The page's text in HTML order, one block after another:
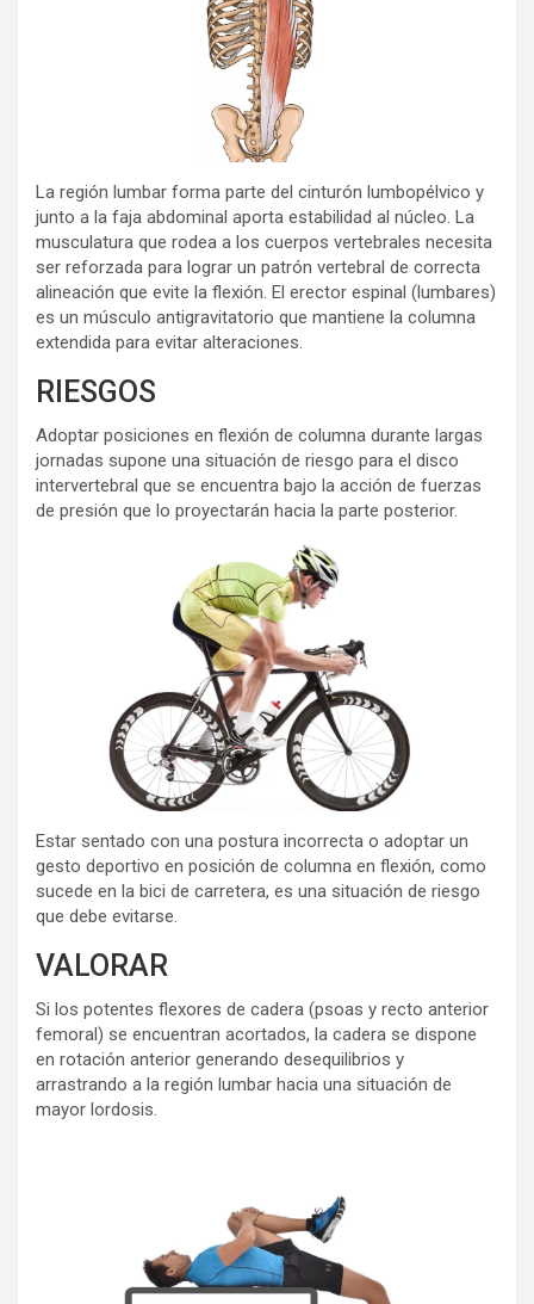
La región lumbar forma parte del cinturón lumbopélvico y
junto a la faja abdominal aporta estabilidad al núcleo. La
musculatura que rodea a los cuerpos vertebrales necesita
ser reforzada para lograr un patrón vertebral de correcta
alineación que evite la flexión. El erector espinal (lumbares)
es un músculo antigravitatorio que mantiene la columna
extendida para evitar alteraciones.
RIESGOS
Adoptar posiciones en flexión de columna durante largas
jornadas supone una situación de riesgo para el disco
intervertebral que se encuentra bajo la acción de fuerzas
de presión que lo proyectarán hacia la parte posterior.
Estar sentado con una postura incorrecta o adoptar un
gesto deportivo en posición de columna en flexión, como
sucede en la bici de carretera, es una situación de riesgo
que debe evitarse.
VALORAR
Si los potentes flexores de cadera (psoas y recto anterior
femoral) se encuentran acortados, la cadera se dispone
en rotación anterior generando desequilibrios y
arrastrando a la región lumbar hacia una situación de
mayor lordosis.